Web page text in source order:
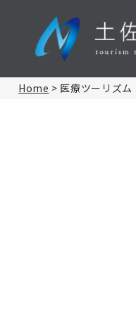
Home > 医療ツーリズム